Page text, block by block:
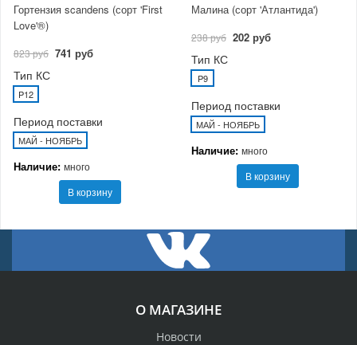
Гортензия scandens (сорт 'First
Love'®)
823 руб 741 руб
Тип КС
P12
Период поставки
МАЙ - НОЯБРЬ
Наличие: много
В корзину
Малина (сорт 'Атлантида')
238 руб 202 руб
Тип КС
P9
Период поставки
МАЙ - НОЯБРЬ
Наличие: много
В корзину
О МАГАЗИНЕ
Новости